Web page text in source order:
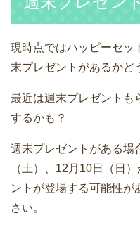
現時点ではハッピーセッ
末プレゼントがあるかど
最近は週末プレゼントも
するかも？
週末プレゼントがある場
（土）、12月10日（日
ントが登場する可能性が
さい。